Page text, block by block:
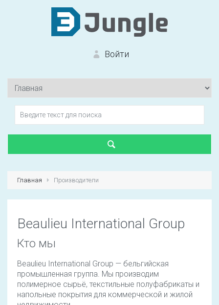
Войти
Главная Производители
Beaulieu International Group
Кто мы
Beaulieu International Group — бельгийская
промышленная группа. Мы производим
полимерное сырьё, текстильные полуфабрикаты и
напольные покрытия для коммерческой и жилой